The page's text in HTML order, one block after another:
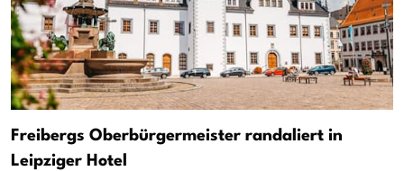
Freibergs Oberbürgermeister randaliert in
Leipziger Hotel